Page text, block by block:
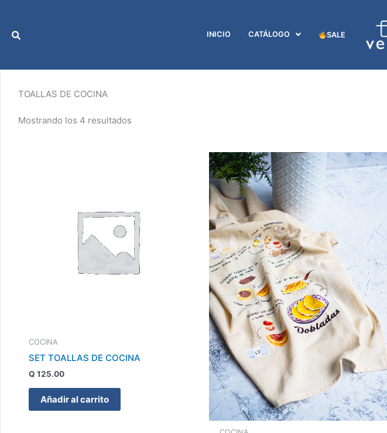
contenido
INICIO CATÁLOGO SALE
TOALLAS DE COCINA
Mostrando los 4 resultados
COCINA
SET TOALLAS DE COCINA
Q 125.00
Añadir al carrito